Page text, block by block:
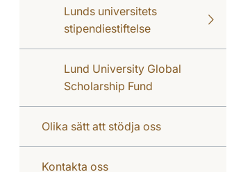
Lunds universitets
stipendiestiftelse
Lund University Global
Scholarship Fund
Olika sätt att stödja oss
Kontakta oss